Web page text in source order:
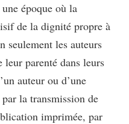
époque où la
de la dignité propre à
seulement les auteurs
parenté dans leurs
auteur ou d’une
la transmission de
imprimée, par